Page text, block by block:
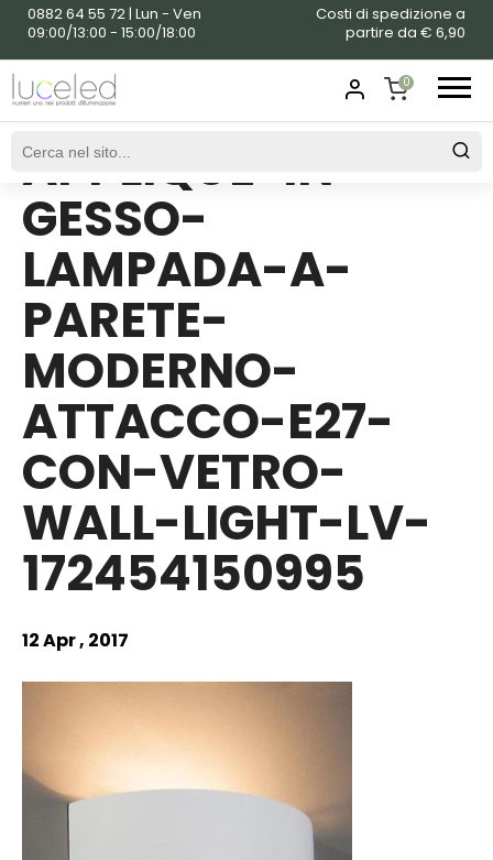
0882 64 55 72 | Lun - Ven
09:00/13:00 - 15:00/18:00
Costi di spedizione a
partire da € 6,90
0
SHOPPING
APPLIQUE-IN-
GESSO-
LAMPADA-A-
PARETE-
MODERNO-
ATTACCO-E27-
CON-VETRO-
WALL-LIGHT-LV-
172454150995
12 Apr , 2017